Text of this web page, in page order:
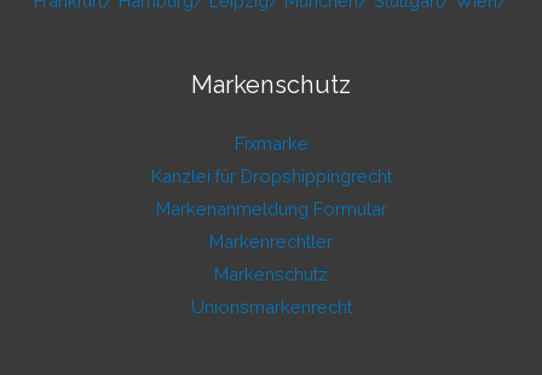
Markenschutz
Fixmarke
Kanzlei für Dropshippingrecht
Markenanmeldung Formular
Markenrechtler
Markenschutz
Unionsmarkenrecht